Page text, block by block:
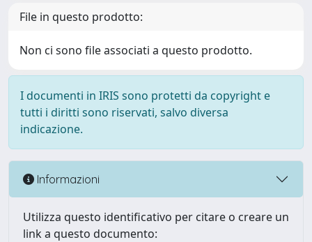
File in questo prodotto:
Non ci sono file associati a questo prodotto.
I documenti in IRIS sono protetti da copyright e
tutti i diritti sono riservati, salvo diversa
indicazione.
Informazioni
Utilizza questo identificativo per citare o creare un
link a questo documento: